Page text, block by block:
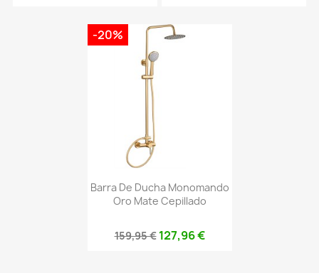
Barra De Ducha Monomando
Oro Mate Cepillado
159,95 € 127,96 €
-20%